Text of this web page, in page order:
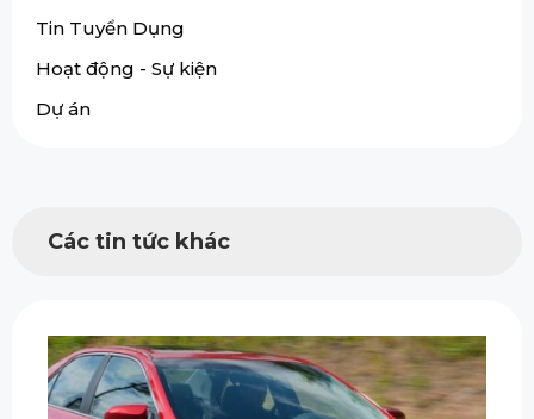
Tin Tuyển Dụng
Hoạt động - Sự kiện
Dự án
Các tin tức khác